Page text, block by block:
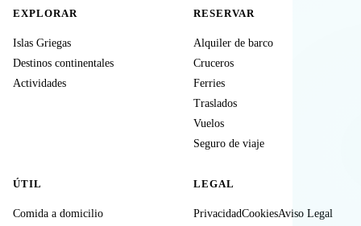
EXPLORAR
Islas Griegas
Destinos continentales
Actividades
RESERVAR
Alquiler de barco
Cruceros
Ferries
Traslados
Vuelos
Seguro de viaje
ÚTIL
Comida a domicilio
LEGAL
PrivacidadCookiesAviso Legal